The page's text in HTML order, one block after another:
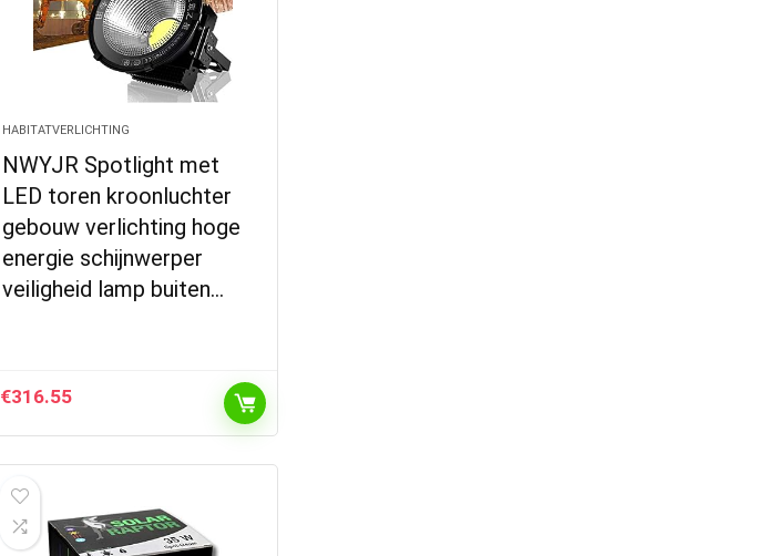
HABITATVERLICHTING
NWYJR Spotlight met
LED toren kroonluchter
gebouw verlichting hoge
energie schijnwerper
veiligheid lamp buiten…
€316.55